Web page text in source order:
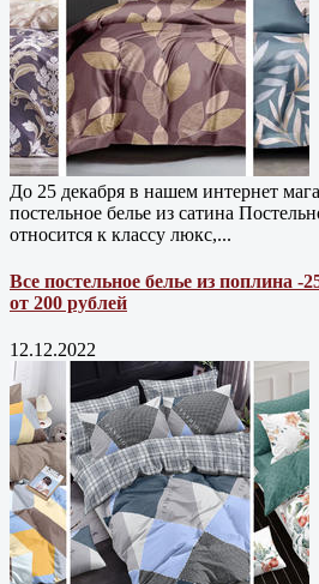
До 25 декабря в нашем интернет
постельное белье из сатина
относится к классу люкс,...
Все постельное белье из поплина -
от 200 рублей
12.12.2022